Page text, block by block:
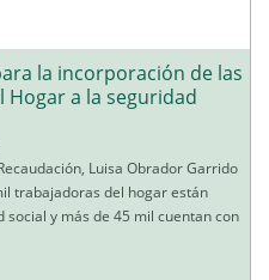
la incorporación de las
Hogar a la seguridad
Luisa Obrador Garrido
trabajadoras del hogar están
y más de 45 mil cuentan con